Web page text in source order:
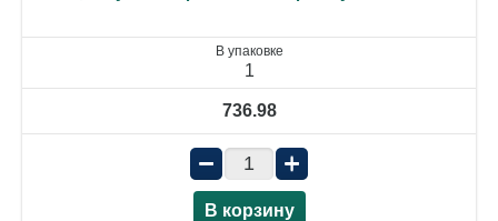
В упаковке
1
736.98
− +
В корзину